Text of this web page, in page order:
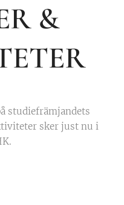
&
studiefrämjandets
sker just nu i